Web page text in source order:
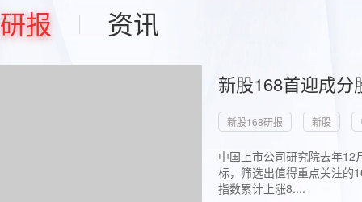
研报 资讯
新股168首迎成
新股168研报 新股
中国上市公司研究院去年
标，筛选出值得重点关注的
指数累计上涨8....